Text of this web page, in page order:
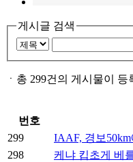
게시글 검색
ㆍ 총 299건의 게시물이 등
번호
299
IAAF, 경보
298
케냐 킵초게 베